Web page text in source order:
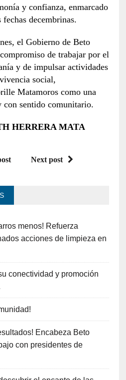
y confianza, enmarcado
decembrinas.
el Gobierno de Beto
de trabajar por el
y de impulsar actividades
social,
Matamoros como una
con sentido comunitario.
HERRERA MATA
Next post
menos! Refuerza
acciones de limpieza en
conectividad y promoción
Encabeza Beto
con presidentes de